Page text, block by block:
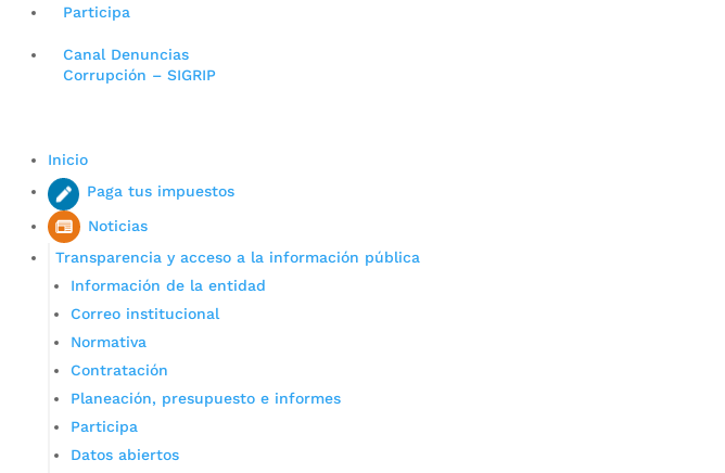
Participa
Canal Denuncias
Corrupción – SIGRIP
Inicio
Paga tus impuestos
Noticias
Transparencia y acceso a la información pública
Información de la entidad
Correo institucional
Normativa
Contratación
Planeación, presupuesto e informes
Participa
Datos abiertos